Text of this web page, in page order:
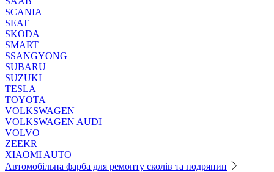
SCANIA
SEAT
SKODA
SMART
SSANGYONG
SUBARU
SUZUKI
TESLA
TOYOTA
VOLKSWAGEN
VOLKSWAGEN AUDI
VOLVO
ZEEKR
XIAOMI AUTO
Автомобільна фарба для ремонту сколів та подряпин